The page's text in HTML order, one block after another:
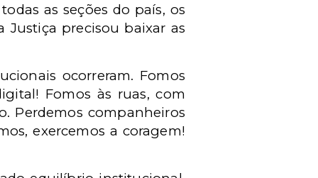
as seções do país, os
Justiça precisou baixar as
ocorreram. Fomos
Fomos às ruas, com
Perdemos companheiros
exercemos a coragem!